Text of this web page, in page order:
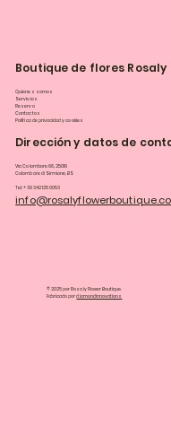
Boutique de flores Rosaly
Quienes somos
Servicios
Reserva
Contactos
Política de privacidad y cookies
Dirección y datos de
Via Colombare 66, 25019
Colombare di Sirmione, BS
Tel: +39 342 125 0053
© 2025 por Rosaly Flower Boutique.
Fabricado pordiamondinnovations